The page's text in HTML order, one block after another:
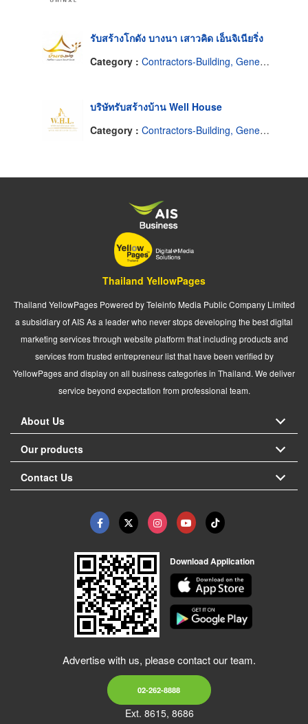
รับสร้างโกดัง บางนา เสาวคิด เอ็นจิเนียริ่ง
Category : Contractors-Building, General
บริษัทรับสร้างบ้าน Well House
Category : Contractors-Building, General
Thailand YellowPages
Thailand YellowPages Powered by Teleinfo Media Public Company Limited
a subsidiary of AIS As a leader who never stops developing the best digital
marketing services through website platform that including products and
services from trusted entrepreneur list that have been verified by
YellowPages and display on all business categories in Thailand. We deliver
service beyond expectation from professional team.
About Us
Our products
Contact Us
Download Application
Advertise with us, please contact our team.
02-262-8888
Ext. 8615, 8686